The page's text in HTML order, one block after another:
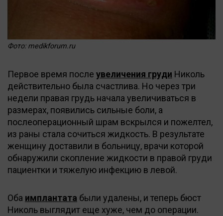
Фото: medikforum.ru
Первое время после увеличения груди Николь
действительно была счастлива. Но через три
недели правая грудь начала увеличиваться в
размерах, появились сильные боли, а
послеоперационный шрам вскрылся и пожелтел,
из раны стала сочиться жидкость. В результате
женщину доставили в больницу, врачи которой
обнаружили скопление жидкости в правой груди
пациентки и тяжелую инфекцию в левой.
Оба имплантата были удалены, и теперь бюст
Николь выглядит еще хуже, чем до операции.